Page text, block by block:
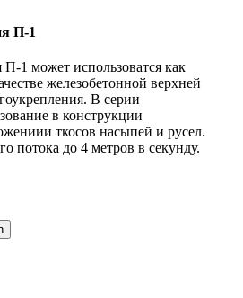
П-1
1 может использоватся как
железобетонной верхней
В серии
в конструкции
ткосов насыпей и русел.
потока до 4 метров в секунду.